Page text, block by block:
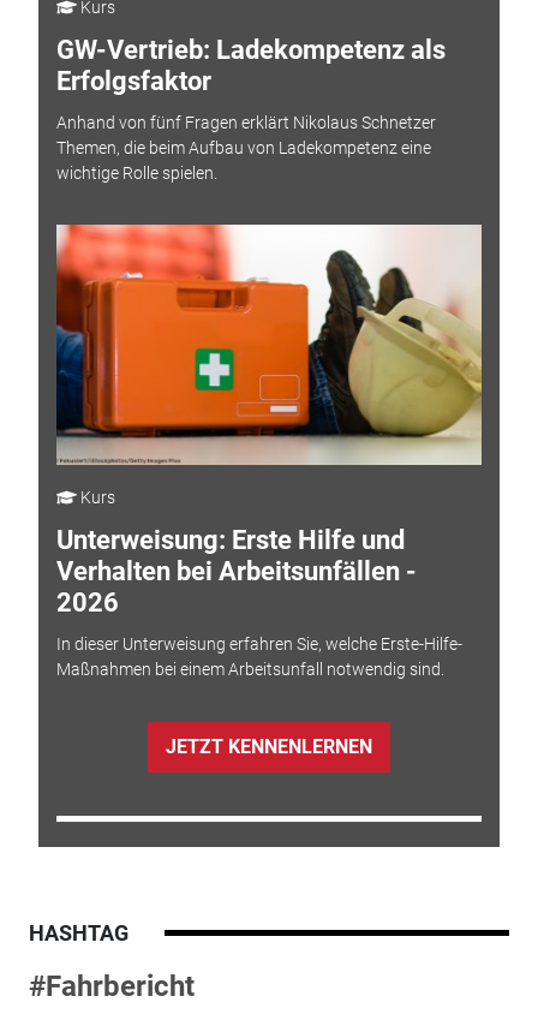
Kurs
GW-Vertrieb: Ladekompetenz als
Erfolgsfaktor
Anhand von fünf Fragen erklärt Nikolaus Schnetzer
Themen, die beim Aufbau von Ladekompetenz eine
wichtige Rolle spielen.
Kurs
Unterweisung: Erste Hilfe und
Verhalten bei Arbeitsunfällen -
2026
In dieser Unterweisung erfahren Sie, welche Erste-Hilfe-
Maßnahmen bei einem Arbeitsunfall notwendig sind.
JETZT KENNENLERNEN
HASHTAG
#Fahrbericht